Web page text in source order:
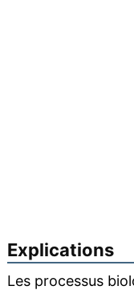
Explications
Les processus